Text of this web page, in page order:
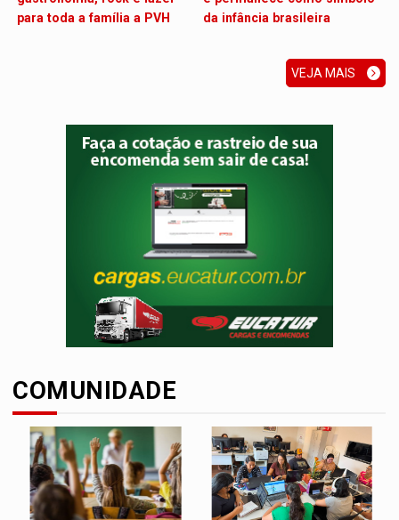
para toda a família a PVH
da infância brasileira
VEJA MAIS
COMUNIDADE